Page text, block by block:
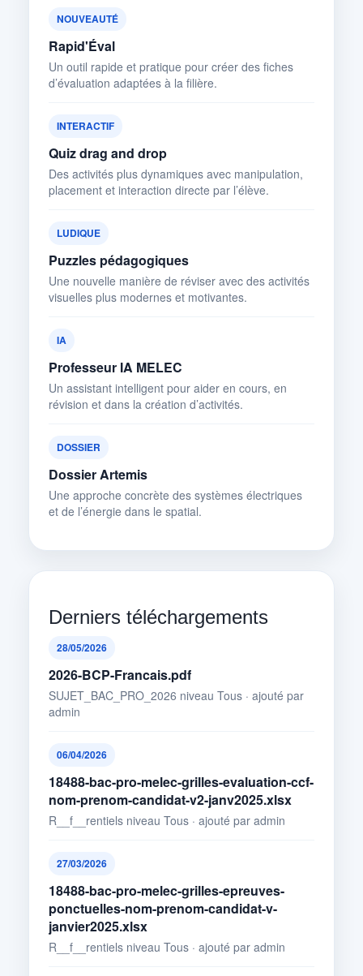
NOUVEAUTÉ
Rapid'Éval
Un outil rapide et pratique pour créer des fiches
d’évaluation adaptées à la filière.
INTERACTIF
Quiz drag and drop
Des activités plus dynamiques avec manipulation,
placement et interaction directe par l’élève.
LUDIQUE
Puzzles pédagogiques
Une nouvelle manière de réviser avec des activités
visuelles plus modernes et motivantes.
IA
Professeur IA MELEC
Un assistant intelligent pour aider en cours, en
révision et dans la création d’activités.
DOSSIER
Dossier Artemis
Une approche concrète des systèmes électriques
et de l’énergie dans le spatial.
Derniers téléchargements
28/05/2026
2026-BCP-Francais.pdf
SUJET_BAC_PRO_2026 niveau Tous · ajouté par
admin
06/04/2026
18488-bac-pro-melec-grilles-evaluation-ccf-
nom-prenom-candidat-v2-janv2025.xlsx
R__f__rentiels niveau Tous · ajouté par admin
27/03/2026
18488-bac-pro-melec-grilles-epreuves-
ponctuelles-nom-prenom-candidat-v-
janvier2025.xlsx
R__f__rentiels niveau Tous · ajouté par admin